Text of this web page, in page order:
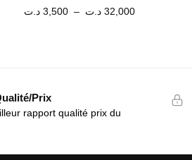
3,500 د.ت – 32,000 د.ت
Prix
rapport qualité prix du